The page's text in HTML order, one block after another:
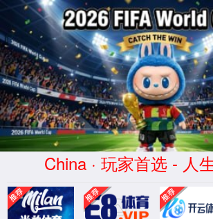
中国·拉斯维加新5357cc(
司-Official website
服务器错误
404 - 找不到文件或目录。
您要查找的资源可能已被删除，已更改名称或
XML 地图